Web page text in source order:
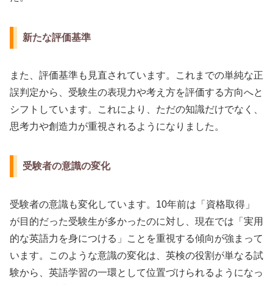
新たな評価基準
また、評価基準も見直されています。これまでの単純な正
誤判定から、受験生の表現力や考え方を評価する方向へと
シフトしています。これにより、ただの知識だけでなく、
思考力や創造力が重視されるようになりました。
受験者の意識の変化
受験者の意識も変化しています。10年前は「資格取得」
が目的だった受験生が多かったのに対し、現在では「実用
的な英語力を身につける」ことを重視する傾向が強まって
います。このような意識の変化は、英検の役割が単なる試
験から、英語学習の一環として位置づけられるようになっ